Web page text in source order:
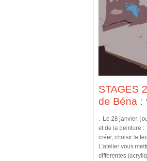
STAGES
de Béna :
. Le 28 janvier:
et de la peinture :
créer, choisir la
L’atelier vous
différentes